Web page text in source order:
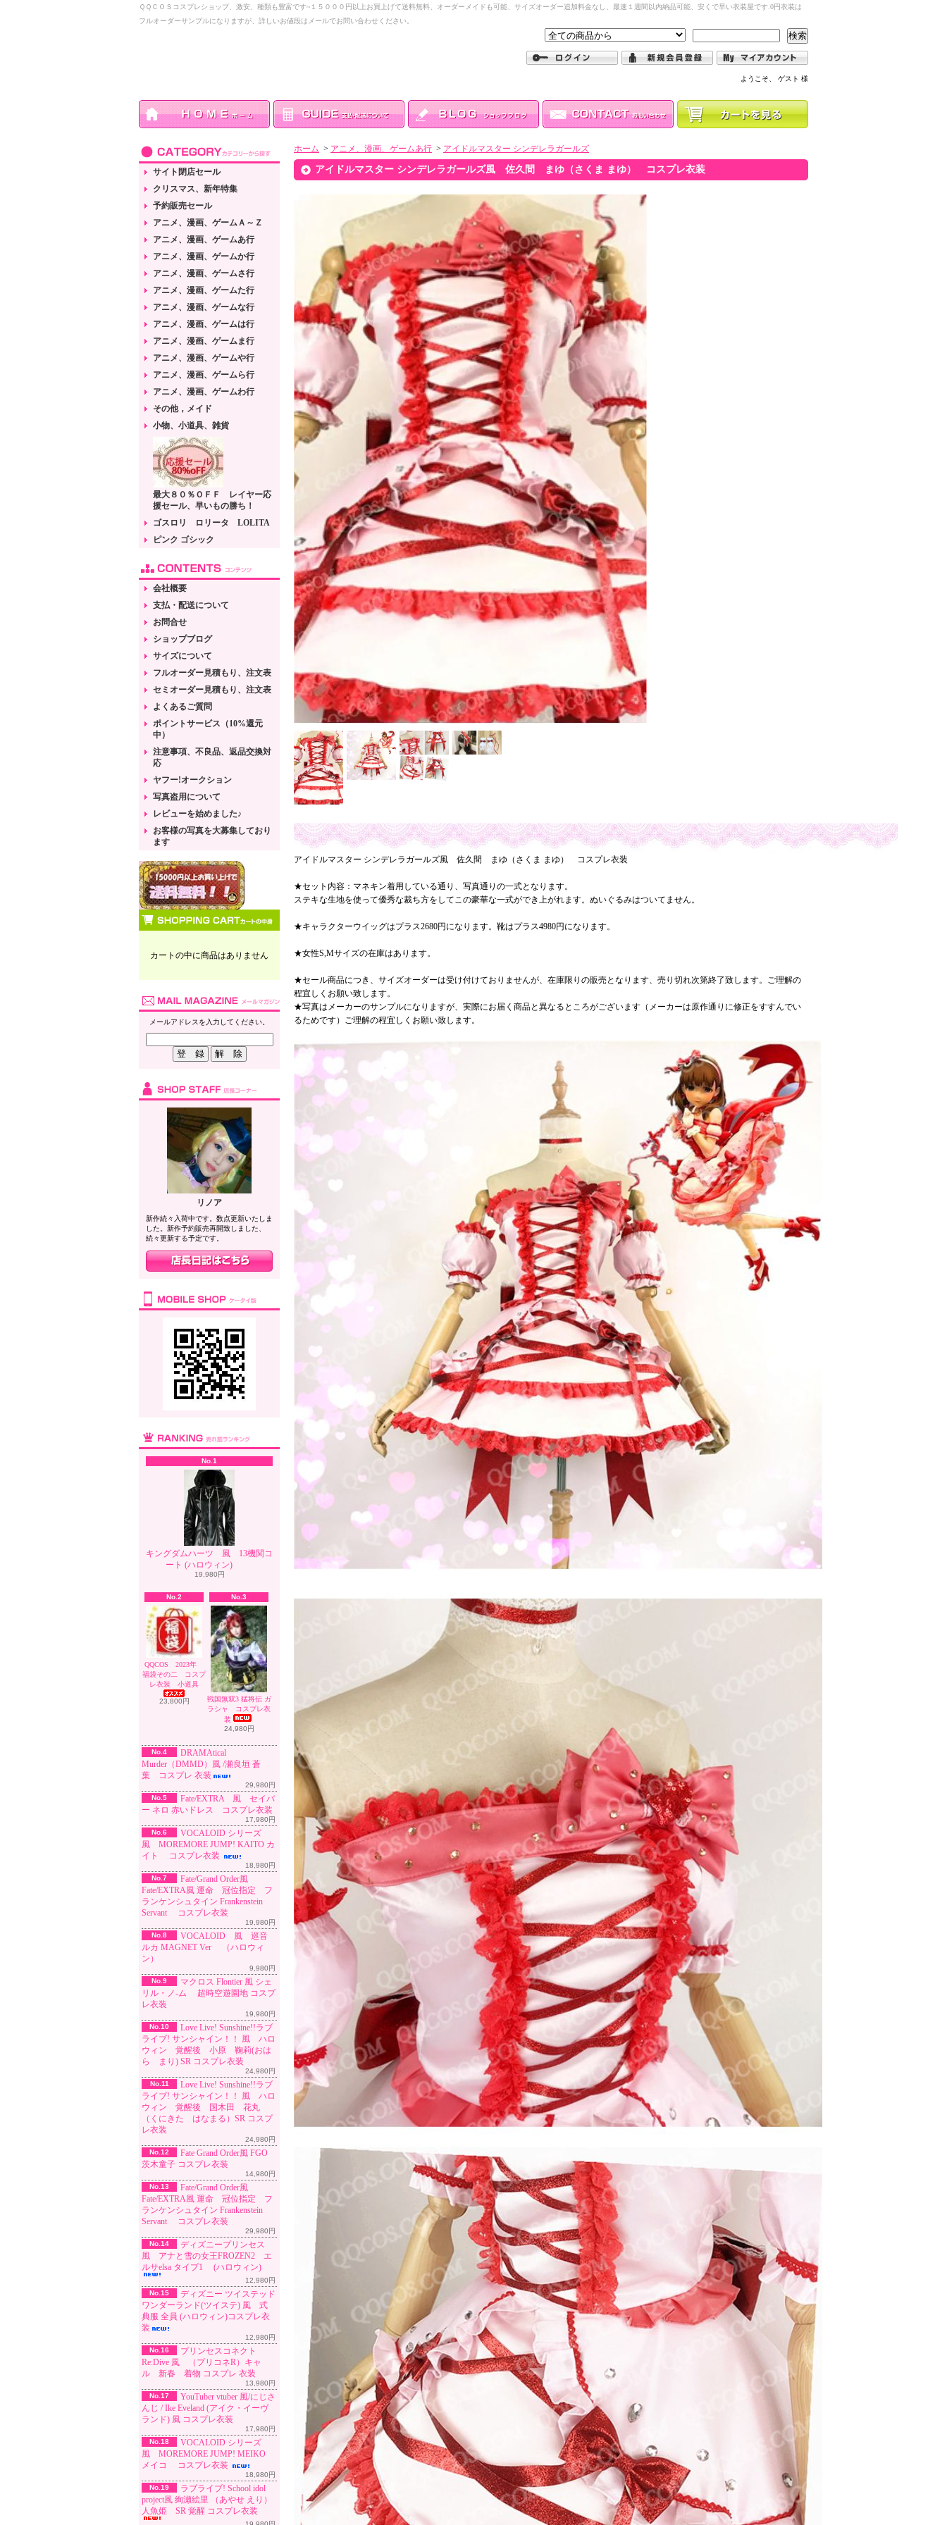
ＱＱＣＯＳコスプレショップ、激安、種類も豊富です~１５０００円以上お買上げて送料無料、オーダーメイドも可能、サイズオーダー追加料金なし、最速１週間以内納品可能、安くで早い衣装屋です.0円衣装は
フルオーダーサンプルになりますが、詳しいお値段はメールでお問い合わせください。
検索
ようこそ、 ゲスト 様
サイト閉店セール
クリスマス、新年特集
予約販売セール
アニメ、漫画、ゲームＡ～Ｚ
アニメ、漫画、ゲームあ行
アニメ、漫画、ゲームか行
アニメ、漫画、ゲームさ行
アニメ、漫画、ゲームた行
アニメ、漫画、ゲームな行
アニメ、漫画、ゲームは行
アニメ、漫画、ゲームま行
アニメ、漫画、ゲームや行
アニメ、漫画、ゲームら行
アニメ、漫画、ゲームわ行
その他，メイド
小物、小道具、雑貨
最大８０％ＯＦＦ レイヤー応
援セール、早いもの勝ち！
ゴスロリ ロリータ LOLITA
ピンク ゴシック
会社概要
支払・配送について
お問合せ
ショップブログ
サイズについて
フルオーダー見積もり、注文表
セミオーダー見積もり、注文表
よくあるご質問
ポイントサービス（10%還元
中）
注意事項、不良品、返品交換対
応
ヤフー!オークション
写真盗用について
レビューを始めました♪
お客様の写真を大募集しており
ます
カートの中に商品はありません
メールアドレスを入力してください。
リノア
新作続々入荷中です。数点更新いたしま
した。新作予約販売再開致しました、
続々更新する予定です。
No.1
キングダムハーツ 風 13機関コ
ート (ハロウィン)
19,980円
No.2
QQCOS 2023年
福袋その二 コスプ
レ衣装 小道具
23,800円
No.3
戦国無双3 猛将伝 ガ
ラシャ コスプレ衣
装
24,980円
No.4
DRAMAtical
Murder（DMMD）風 /瀬良垣 蒼
葉 コスプレ 衣装
29,980円
No.5
Fate/EXTRA 風 セイバ
ー ネロ 赤いドレス コスプレ衣装
17,980円
No.6
VOCALOID シリーズ
風 MOREMORE JUMP! KAITO カ
イト コスプレ衣装
18,980円
No.7
Fate/Grand Order風
Fate/EXTRA風 運命 冠位指定 フ
ランケンシュタイン Frankenstein
Servant コスプレ衣装
19,980円
No.8
VOCALOID 風 巡音
ルカ MAGNET Ver （ハロウィ
ン）
9,980円
No.9
マクロス Flontier 風 シェ
リル・ノ-ム 超時空遊園地 コスプ
レ衣装
19,980円
No.10
Love Live! Sunshine!!ラブ
ライブ! サンシャイン！！ 風 ハロ
ウィン 覚醒後 小原 鞠莉(おは
ら まり) SR コスプレ衣装
24,980円
No.11
Love Live! Sunshine!!ラブ
ライブ! サンシャイン！！ 風 ハロ
ウィン 覚醒後 国木田 花丸
（くにきた はなまる）SR コスプ
レ衣装
24,980円
No.12
Fate Grand Order風 FGO
茨木童子 コスプレ衣装
14,980円
No.13
Fate/Grand Order風
Fate/EXTRA風 運命 冠位指定 フ
ランケンシュタイン Frankenstein
Servant コスプレ衣装
29,980円
No.14
ディズニープリンセス
風 アナと雪の女王FROZEN2 エ
ルサelsa タイプ1 (ハロウィン)
12,980円
No.15
ディズニー ツイステッド
ワンダーランド(ツイステ) 風 式
典服 全員 (ハロウィン)コスプレ衣
装
12,980円
No.16
プリンセスコネクト
Re:Dive 風 （プリコネR）キャ
ル 新春 着物 コスプレ 衣装
13,980円
No.17
YouTuber vtuber 風/にじさ
んじ / Ike Eveland (アイク・イーヴ
ランド) 風 コスプレ衣装
17,980円
No.18
VOCALOID シリーズ
風 MOREMORE JUMP! MEIKO
メイコ コスプレ衣装
18,980円
No.19
ラブライブ! School idol
project風 絢瀬絵里 （あやせ えり）
人魚姫 SR 覚醒 コスプレ衣装
ホーム > アニメ、漫画、ゲームあ行 > アイドルマスター シンデレラガールズ
アイドルマスター シンデレラガールズ風 佐久間 まゆ（さくま まゆ） コスプレ衣装
アイドルマスター シンデレラガールズ風 佐久間 まゆ（さくま まゆ） コスプレ衣装
★セット内容：マネキン着用している通り、写真通りの一式となります。
ステキな生地を使って優秀な裁ち方をしてこの豪華な一式ができ上がれます。ぬいぐるみはついてません。
★キャラクターウイッグはプラス2680円になります。靴はプラス4980円になります。
★女性S,Mサイズの在庫はあります。
★セール商品につき、サイズオーダーは受け付けておりませんが、在庫限りの販売となります、売り切れ次第終了致します。ご理解の
程宜しくお願い致します。
★写真はメーカーのサンプルになりますが、実際にお届く商品と異なるところがございます（メーカーは原作通りに修正をすすんでい
るためです）ご理解の程宜しくお願い致します。